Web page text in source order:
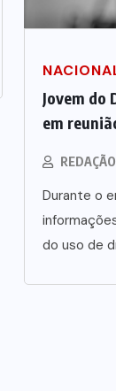
Jovem do
em
REDAÇÃO
Durante o
do uso de